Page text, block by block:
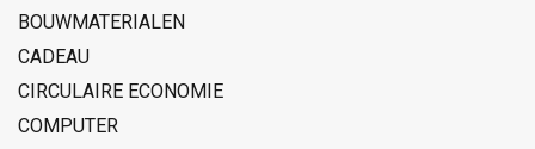
BOUWMATERIALEN
CADEAU
CIRCULAIRE ECONOMIE
COMPUTER